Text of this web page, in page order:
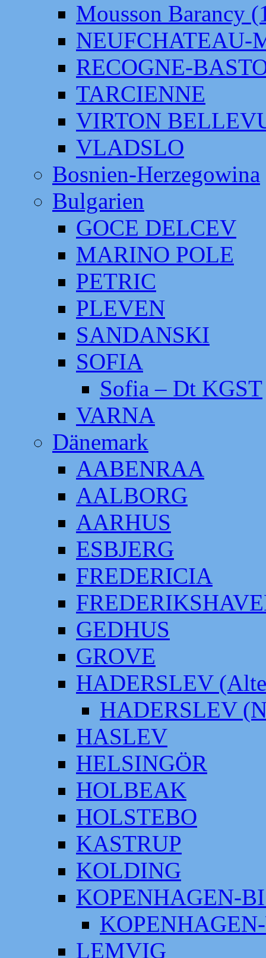
Mousson Barancy
NEUFCHATEAU-
RECOGNE-
TARCIENNE
VIRTON
VLADSLO
Bosnien-Herzegowina
Bulgarien
GOCE DELCEV
MARINO POLE
PETRIC
PLEVEN
SANDANSKI
SOFIA
Sofia – Dt KGST
VARNA
Dänemark
AABENRAA
AALBORG
AARHUS
ESBJERG
FREDERICIA
GEDHUS
GROVE
HADERSLEV
HADERSLEV
HASLEV
HELSINGÖR
HOLBEAK
HOLSTEBO
KASTRUP
KOLDING
KOPENHAGEN-
LEMVIG